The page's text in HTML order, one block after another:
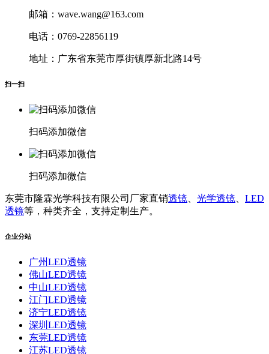
邮箱：wave.wang@163.com
电话：0769-22856119
地址：广东省东莞市厚街镇厚新北路14号
扫一扫
扫码添加微信
扫码添加微信
东莞市隆霖光学科技有限公司厂家直销透镜 光学透镜
LED
透镜等，种类齐全，支持定制生产。
企业分站
广州LED透镜
佛山LED透镜
中山LED透镜
江门LED透镜
济宁LED透镜
深圳LED透镜
东莞LED透镜
江苏LED透镜